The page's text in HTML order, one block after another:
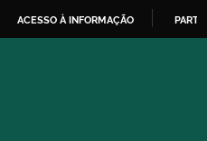
ACESSO À INFORMAÇÃO